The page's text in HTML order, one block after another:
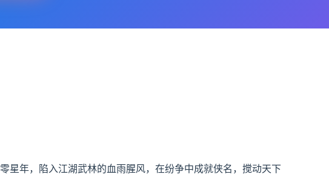
星年，陷入江湖武林的血雨腥风，在纷争中成就侠名，搅动天下